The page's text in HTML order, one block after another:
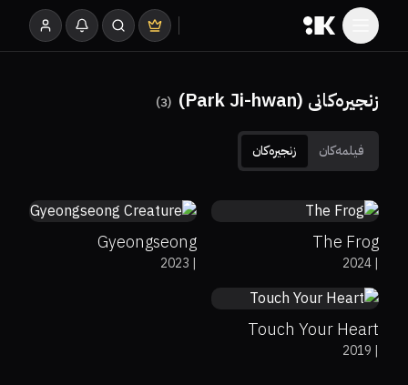
زنجیرەکانی (Park Ji-hwan) (
3
)
فیلمەکان زنجیرەکان
The Frog
|
2024
Gyeongseong
Creature|
2023
7.7
Touch Your Heart
|
2019